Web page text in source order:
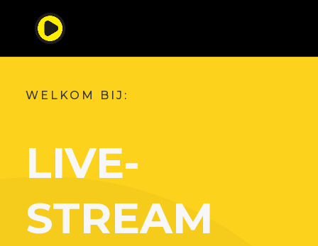
WELKOM BIJ:
LIVE-
STREAM